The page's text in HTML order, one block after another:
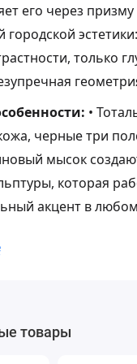
его через призму
только
•
черные три
мысок
которая
акцент в
и рифленая
товары